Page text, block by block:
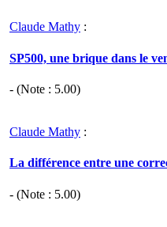
Claude Mathy :
SP500, une brique dans le
- (Note : 5.00)
Claude Mathy :
La différence entre une
- (Note : 5.00)